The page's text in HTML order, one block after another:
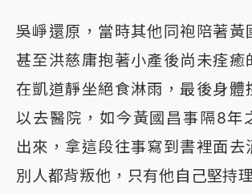
吳崢還原，當時其他同袍陪著黃
甚至洪慈庸抱著小產後尚未痊癒
在凱道靜坐絕食淋雨，最後身體
以去醫院，如今黃國昌事隔8年
出來，拿這段往事寫到書裡面去
別人都背叛他，只有他自己堅持